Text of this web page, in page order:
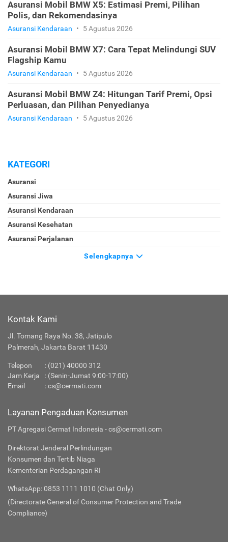
Asuransi Mobil BMW X5: Estimasi Premi, Pilihan
Polis, dan Rekomendasinya
Asuransi Kendaraan • 5 Agustus 2026
Asuransi Mobil BMW X7: Cara Tepat Melindungi SUV
Flagship Kamu
Asuransi Kendaraan • 5 Agustus 2026
Asuransi Mobil BMW Z4: Hitungan Tarif Premi, Opsi
Perluasan, dan Pilihan Penyedianya
Asuransi Kendaraan • 5 Agustus 2026
KATEGORI
Asuransi
Asuransi Jiwa
Asuransi Kendaraan
Asuransi Kesehatan
Asuransi Perjalanan
Selengkapnya
Kontak Kami
Jl. Tomang Raya No. 38, Jatipulo
Palmerah, Jakarta Barat 11430
Telepon : (021) 40000 312
Jam Kerja
: (Senin-Jumat 9:00-17:00)
Email
:cs@cermati.com
Layanan Pengaduan Konsumen
PT Agregasi Cermat Indonesia - cs@cermati.com
Direktorat Jenderal Perlindungan
Konsumen dan Tertib Niaga
Kementerian Perdagangan RI
WhatsApp: 0853 1111 1010 (Chat Only)
(Directorate General of Consumer Protection and Trade
Compliance)